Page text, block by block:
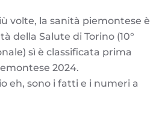
volte, la sanità piemontese è
della Salute di Torino (10°
sì è classificata prima
2024.
eh, sono i fatti e i numeri a